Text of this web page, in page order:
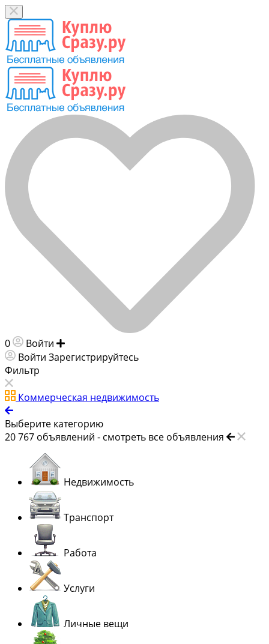
0 Войти
Войти Зарегистрируйтесь
Фильтр
Коммерческая недвижимость
Выберите категорию
20 767 объявлений - смотреть все объявления
Недвижимость
Транспорт
Работа
Услуги
Личные вещи